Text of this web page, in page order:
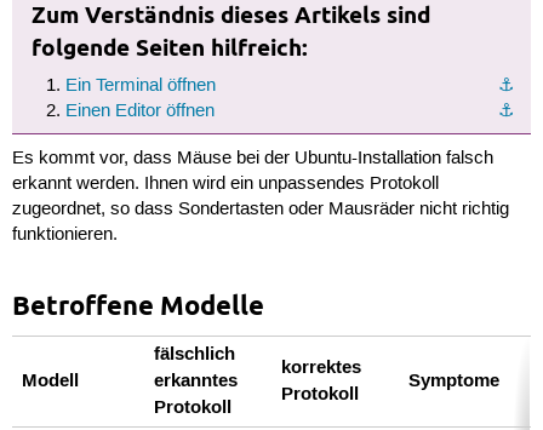
Zum Verständnis dieses Artikels sind
folgende Seiten hilfreich:
⚓︎
Ein Terminal öffnen
⚓︎
Einen Editor öffnen
Es kommt vor, dass Mäuse bei der Ubuntu-Installation falsch
erkannt werden. Ihnen wird ein unpassendes Protokoll
zugeordnet, so dass Sondertasten oder Mausräder nicht richtig
funktionieren.
Betroffene Modelle
Modell
fälschlich
erkanntes
Protokoll
korrektes
Protokoll
Symptome